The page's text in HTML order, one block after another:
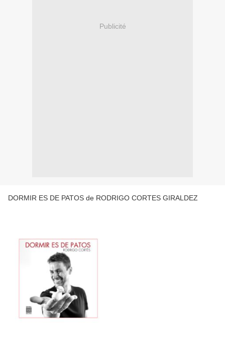
Publicité
DORMIR ES DE PATOS de RODRIGO CORTES GIRALDEZ